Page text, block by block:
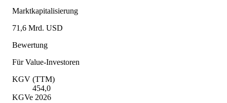
Marktkapitalisierung
71,6 Mrd. USD
Bewertung
Für Value-Investoren
KGV (TTM)
454,0
KGVe 2026